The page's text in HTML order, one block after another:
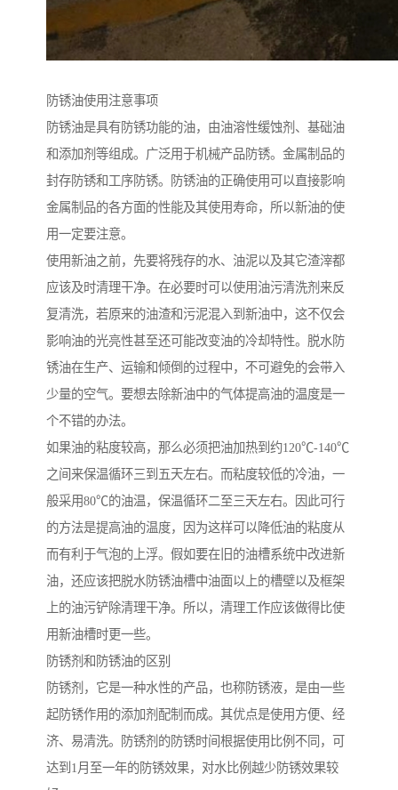
防锈油使用注意事项
防锈油是具有防锈功能的油，由油溶性缓蚀剂、基础油
和添加剂等组成。广泛用于机械产品防锈。金属制品的
封存防锈和工序防锈。防锈油的正确使用可以直接影响
金属制品的各方面的性能及其使用寿命，所以新油的使
用一定要注意。
使用新油之前，先要将残存的水、油泥以及其它渣滓都
应该及时清理干净。在必要时可以使用油污清洗剂来反
复清洗，若原来的油渣和污泥混入到新油中，这不仅会
影响油的光亮性甚至还可能改变油的冷却特性。脱水防
锈油在生产、运输和倾倒的过程中，不可避免的会带入
少量的空气。要想去除新油中的气体提高油的温度是一
个不错的办法。
如果油的粘度较高，那么必须把油加热到约120℃-140℃
之间来保温循环三到五天左右。而粘度较低的冷油，一
般采用80℃的油温，保温循环二至三天左右。因此可行
的方法是提高油的温度，因为这样可以降低油的粘度从
而有利于气泡的上浮。假如要在旧的油槽系统中改进新
油，还应该把脱水防锈油槽中油面以上的槽壁以及框架
上的油污铲除清理干净。所以，清理工作应该做得比使
用新油槽时更一些。
防锈剂和防锈油的区别
防锈剂，它是一种水性的产品，也称防锈液，是由一些
起防锈作用的添加剂配制而成。其优点是使用方便、经
济、易清洗。防锈剂的防锈时间根据使用比例不同，可
达到1月至一年的防锈效果，对水比例越少防锈效果较